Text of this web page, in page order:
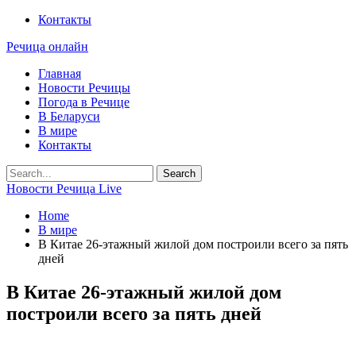
Контакты
Речица онлайн
Главная
Новости Речицы
Погода в Речице
В Беларуси
В мире
Контакты
Новости Речица Live
Home
В мире
В Китае 26-этажный жилой дом построили всего за пять
дней
В Китае 26-этажный жилой дом
построили всего за пять дней